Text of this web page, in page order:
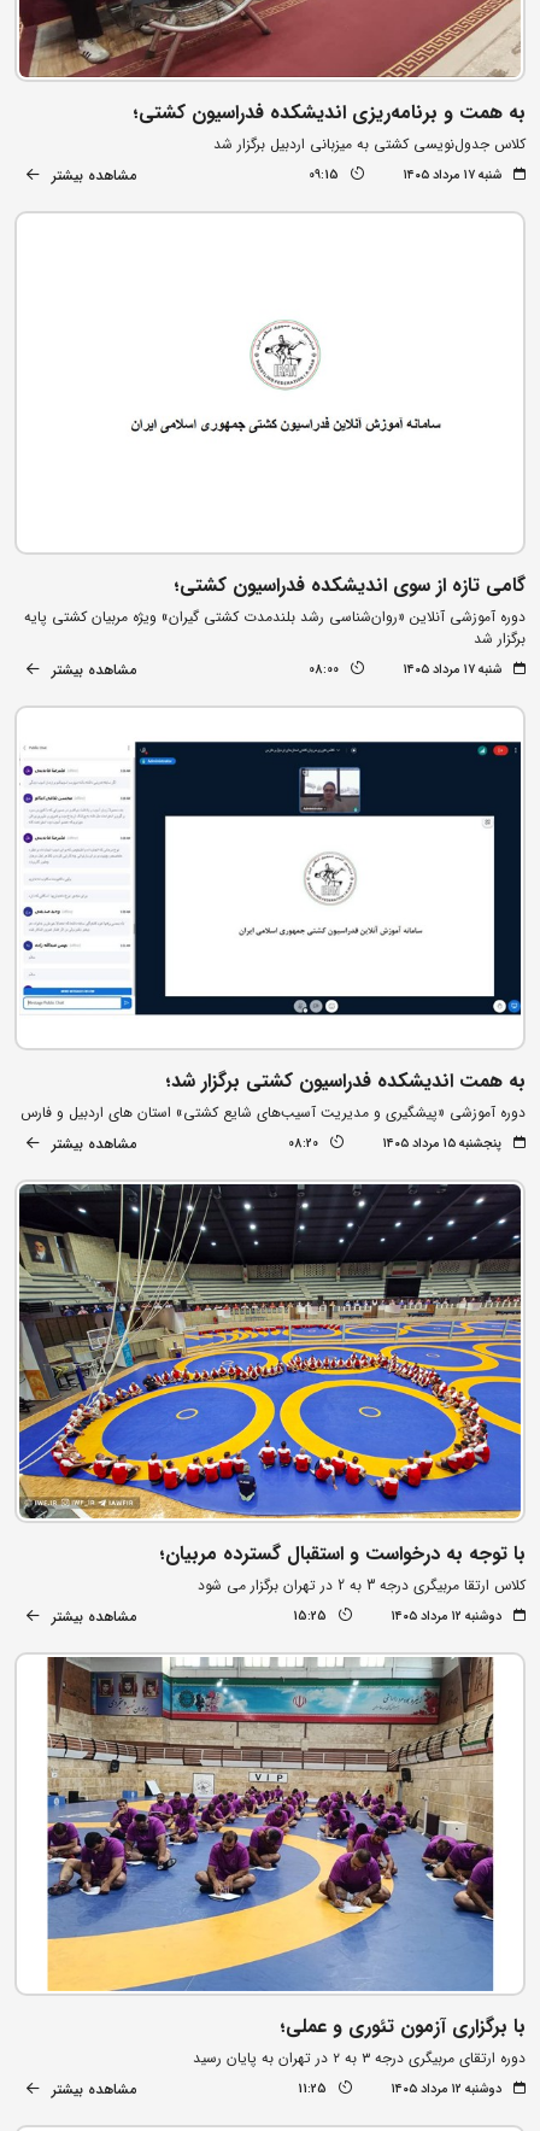
به همت و برنامه‌ریزی اندیشکده فدراسیون کشتی؛
کلاس جدول‌نویسی کشتی به میزبانی اردبیل برگزار شد
شنبه ۱۷ مرداد ۱۴۰۵ 09:15 مشاهده بیشتر
گامی تازه از سوی اندیشکده فدراسیون کشتی؛
دوره آموزشی آنلاین «روان‌شناسی رشد بلندمدت کشتی گیران» ویژه مربیان کشتی پایه
برگزار شد
شنبه ۱۷ مرداد ۱۴۰۵ 08:00 مشاهده بیشتر
به همت اندیشکده فدراسیون کشتی برگزار شد؛
دوره آموزشی «پیشگیری و مدیریت آسیب‌های شایع کشتی» استان های اردبیل و فارس
پنجشنبه ۱۵ مرداد ۱۴۰۵ 08:20 مشاهده بیشتر
با توجه به درخواست و استقبال گسترده مربیان؛
کلاس ارتقا مربیگری درجه 3 به 2 در تهران برگزار می شود
دوشنبه ۱۲ مرداد ۱۴۰۵ 15:25 مشاهده بیشتر
با برگزاری آزمون تئوری و عملی؛
دوره ارتقای مربیگری درجه ۳ به ۲ در تهران به پایان رسید
دوشنبه ۱۲ مرداد ۱۴۰۵ 11:25 مشاهده بیشتر